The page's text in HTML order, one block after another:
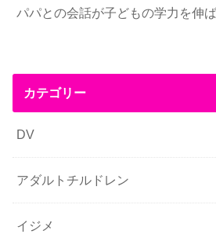
パパとの会話が子どもの学力を伸ば
カテゴリー
DV
アダルトチルドレン
イジメ